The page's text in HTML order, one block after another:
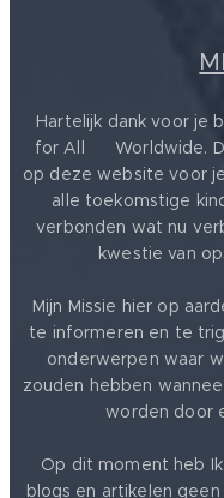
Hartelijk dank voor je
for All ❤️ Worldwide.
op deze website voor
alle toekomstige
verbonden wat nu
kwestie van
Mijn Missie hier op
te informeren en te
onderwerpen waar
zouden hebben
worden door
Op dit moment heb
blogs en artikelen